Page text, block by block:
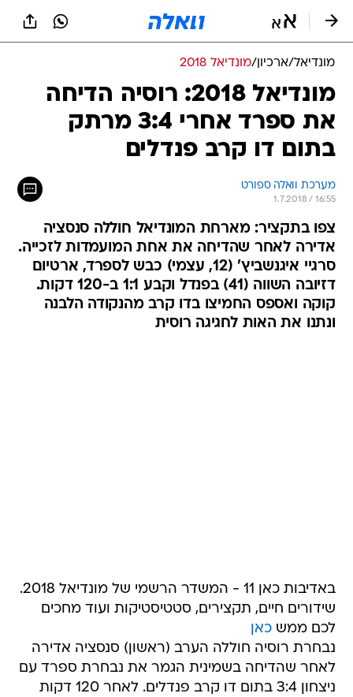
מונדיאל/ארכיון/מונדיאל 2018
מונדיאל 2018: רוסיה הדיחה
את ספרד אחרי 3:4 מרתק
בתום דו קרב פנדלים
מערכת וואלה ספורט
1.7.2018 / 16:55
צפו בתקציר: מארחת המונדיאל חוללה סנסציה
אדירה לאחר שהדיחה את אחת המועמדות לזכייה.
סרגיי איגנשביץ' (12, עצמי) כבש לספרד, ארטיום
דזיובה השווה (41) בפנדל וקבע 1:1 ב-120 דקות.
קוקה ואספס החמיצו בדו קרב מהנקודה הלבנה
ונתנו את האות לחגיגה רוסית
באדיבות כאן 11 - המשדר הרשמי של מונדיאל 2018.
שידורים חיים, תקצירים, סטטיסטיקות ועוד מחכים
לכם ממשכאן
נבחרת רוסיה חוללה הערב (ראשון) סנסציה אדירה
לאחר שהדיחה בשמינית הגמר את נבחרת ספרד עם
ניצחון 3:4 בתום דו קרב פנדלים. לאחר 120 דקות